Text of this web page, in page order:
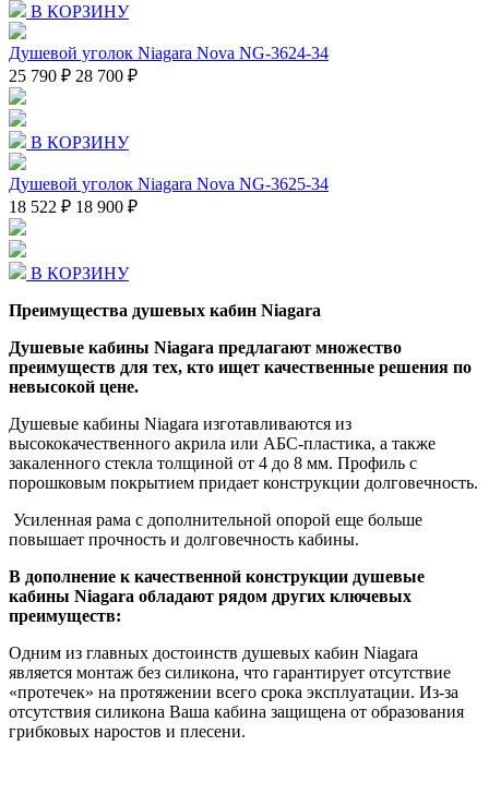
В КОРЗИНУ
Душевой уголок Niagara Nova NG-3624-34
25 790 ₽ 28 700 ₽
В КОРЗИНУ
Душевой уголок Niagara Nova NG-3625-34
18 522 ₽ 18 900 ₽
В КОРЗИНУ
Преимущества душевых кабин Niagara
Душевые кабины Niagara предлагают множество
преимуществ для тех, кто ищет качественные решения по
невысокой цене.
Душевые кабины Niagara изготавливаются из
высококачественного акрила или АБС-пластика, а также
закаленного стекла толщиной от 4 до 8 мм. Профиль с
порошковым покрытием придает конструкции долговечность.
Усиленная рама с дополнительной опорой еще больше
повышает прочность и долговечность кабины.
В дополнение к качественной конструкции душевые
кабины Niagara обладают рядом других ключевых
преимуществ:
Одним из главных достоинств душевых кабин Niagara
является монтаж без силикона, что гарантирует отсутствие
«протечек» на протяжении всего срока эксплуатации. Из-за
отсутствия силикона Ваша кабина защищена от образования
грибковых наростов и плесени.